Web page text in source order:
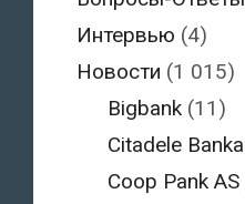
Интервью (4)
Новости (1 015)
Bigbank (11)
Citadele Banka
Coop Pank AS